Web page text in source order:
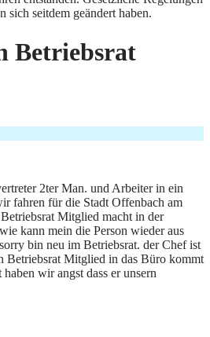
sich seitdem geändert haben.
Betriebsrat
2ter Man. und Arbeiter in ein
fahren für die Stadt Offenbach am
Mitglied macht in der
kann mein die Person wieder aus
bin neu im Betriebsrat. der Chef ist
Betriebsrat Mitglied in das Büro kommt
wir angst dass er unsern